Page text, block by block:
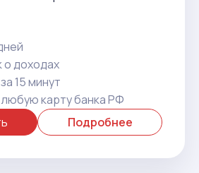
о доходах
15 минут
карту банка РФ
Подробнее